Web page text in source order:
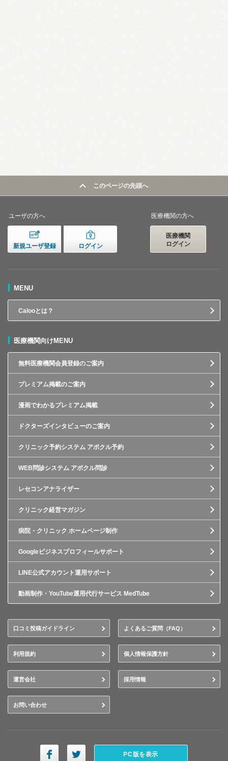
このページの先頭へ
ユーザの方へ
新規ユーザ登録 ログイン
医療機関の方へ
医療機関
ログイン
MENU
Calooとは？
医療機関向けMENU
無料医療機関会員登録のご案内
プレミアム掲載のご案内
漫画でわかるプレミアム掲載
ドクターズインタビューのご案内
クリニック予約システム アポクル予約
WEB問診システム アポクル問診
レセコンアナライザー
クリニック経営マガジン
病院・クリニック ホームページ制作
Googleビジネスプロフィールサポート
LINE公式アカウント運用サポート
動画制作・YouTube運用代行サービス MedTube
口コミ投稿ガイドライン よくあるご質問（FAQ）
利用規約 個人情報保護方針
運営会社 採用情報
お問い合わせ
PC版を表示